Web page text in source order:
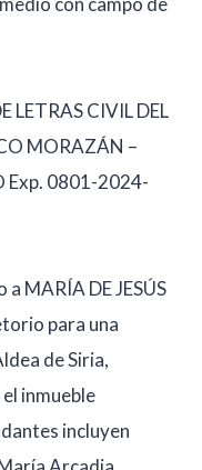
LETRAS CIVIL DEL
MORAZÁN –
Exp. 0801-2024-
MARÍA DE JESÚS
para una
de Siria,
inmueble
incluyen